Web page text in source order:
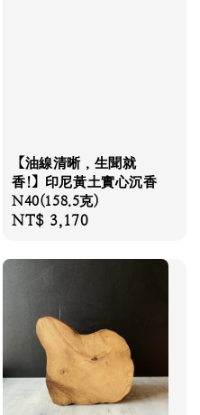
【油線清晰，生聞就
香!】印尼黃土實心沉香
N40(158.5克)
Regular
NT$ 3,170